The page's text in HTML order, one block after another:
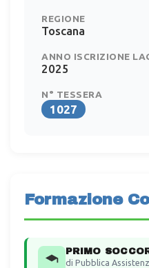
REGIONE
Toscana
ANNO ISCRIZIONE
2025
N° TESSERA
1027
Formazione
PRIMO
di Pubblica